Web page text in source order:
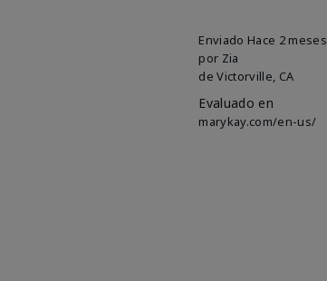
Enviado Hace 2 meses
por Zia
de Victorville, CA
Evaluado en
marykay.com/en-us/